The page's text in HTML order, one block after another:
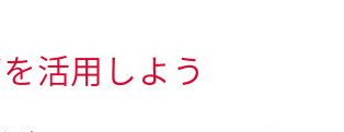
活用しよう